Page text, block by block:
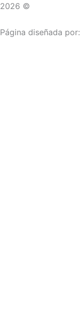
2026 ©
Página diseñada por: